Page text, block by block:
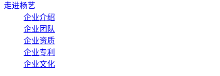
走进杨艺
企业介绍
企业团队
企业资质
企业专利
企业文化